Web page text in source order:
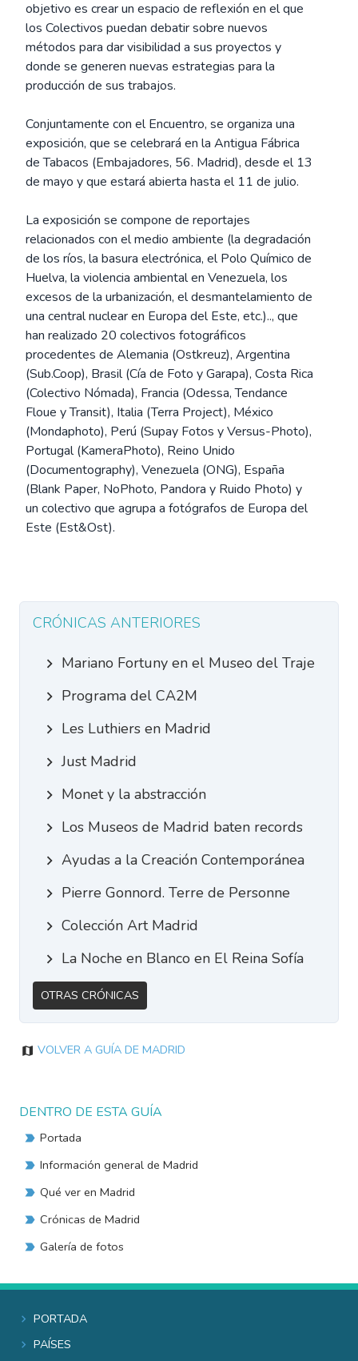
objetivo es crear un espacio de reflexión en el que
los Colectivos puedan debatir sobre nuevos
métodos para dar visibilidad a sus proyectos y
donde se generen nuevas estrategias para la
producción de sus trabajos.
Conjuntamente con el Encuentro, se organiza una
exposición, que se celebrará en la Antigua Fábrica
de Tabacos (Embajadores, 56. Madrid), desde el 13
de mayo y que estará abierta hasta el 11 de julio.
La exposición se compone de reportajes
relacionados con el medio ambiente (la degradación
de los ríos, la basura electrónica, el Polo Químico de
Huelva, la violencia ambiental en Venezuela, los
excesos de la urbanización, el desmantelamiento de
una central nuclear en Europa del Este, etc.).., que
han realizado 20 colectivos fotográficos
procedentes de Alemania (Ostkreuz), Argentina
(Sub.Coop), Brasil (Cía de Foto y Garapa), Costa Rica
(Colectivo Nómada), Francia (Odessa, Tendance
Floue y Transit), Italia (Terra Project), México
(Mondaphoto), Perú (Supay Fotos y Versus-Photo),
Portugal (KameraPhoto), Reino Unido
(Documentography), Venezuela (ONG), España
(Blank Paper, NoPhoto, Pandora y Ruido Photo) y
un colectivo que agrupa a fotógrafos de Europa del
Este (Est&Ost).
CRÓNICAS ANTERIORES
Mariano Fortuny en el Museo del Traje
Programa del CA2M
Les Luthiers en Madrid
Just Madrid
Monet y la abstracción
Los Museos de Madrid baten records
Ayudas a la Creación Contemporánea
Pierre Gonnord. Terre de Personne
Colección Art Madrid
La Noche en Blanco en El Reina Sofía
Otras Crónicas
Volver a Guía de Madrid
DENTRO DE ESTA GUÍA
Portada
Información general de Madrid
Qué ver en Madrid
Crónicas de Madrid
Galería de fotos
Portada
Países